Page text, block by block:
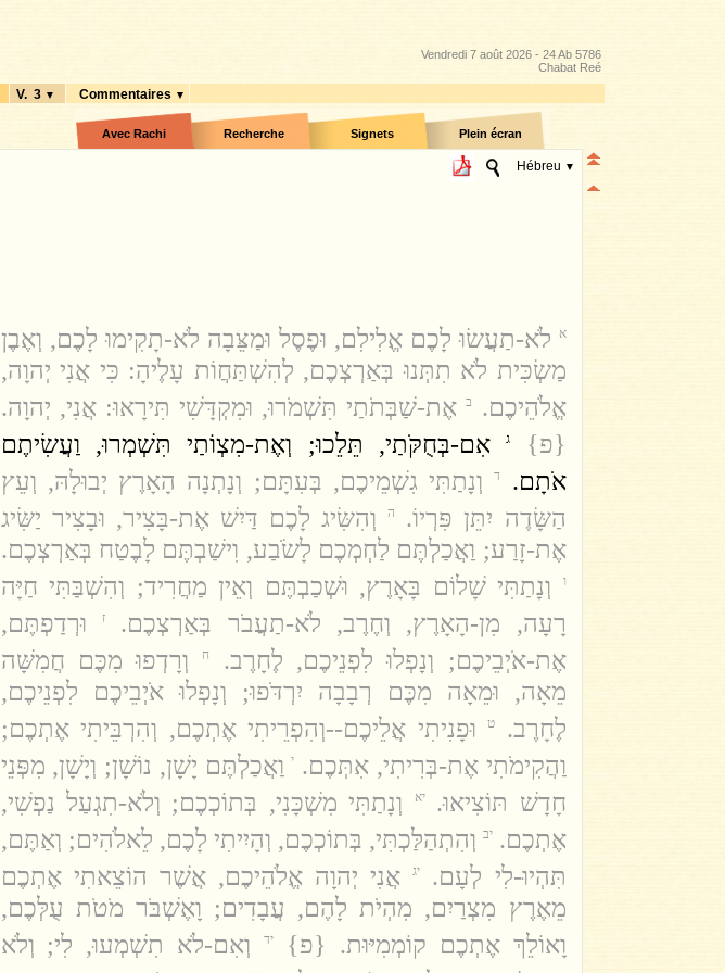
Vendredi 7 août 2026 - 24 Ab 5786
Chabat Reé
V. 3 ▼ Commentaires ▼
Avec Rachi Recherche Signets Plein écran
Hébreu ▼
א
לֹא-תַעֲשׂוּ לָכֶם אֱלִילִם, וּפֶסֶל וּמַצֵּבָה לֹא-תָקִימוּ לָכֶם, וְאֶבֶן
מַשְׂכִּית לֹא תִתְּנוּ בְּאַרְצְכֶם, לְהִשְׁתַּחֲו‍ֹת עָלֶיהָ: כִּי אֲנִי יְהוָה,
אֱלֹהֵיכֶם.
ב אֶת-שַׁבְּתֹתַי תִּשְׁמֹרוּ, וּמִקְדָּשִׁי תִּירָאוּ: אֲנִי, יְהוָה.
{פ}
ג
אִם-בְּחֻקֹּתַי, תֵּלֵכוּ; וְאֶת-מִצְו‍ֹתַי תִּשְׁמְרוּ, וַעֲשִׂיתֶם
אֹתָם.
ד
וְנָתַתִּי גִשְׁמֵיכֶם, בְּעִתָּם; וְנָתְנָה הָאָרֶץ יְבוּלָהּ, וְעֵץ
הַשָּׂדֶה יִתֵּן פִּרְיוֹ.
ה
וְהִשִּׂיג לָכֶם דַּיִשׁ אֶת-בָּצִיר, וּבָצִיר יַשִּׂיג
אֶת-זָרַע; וַאֲכַלְתֶּם לַחְמְכֶם לָשֹׂבַע, וִישַׁבְתֶּם לָבֶטַח בְּאַרְצְכֶם.
ו
וְנָתַתִּי שָׁלוֹם בָּאָרֶץ, וּשְׁכַבְתֶּם וְאֵין מַחֲרִיד; וְהִשְׁבַּתִּי חַיָּה
רָעָה, מִן-הָאָרֶץ, וְחֶרֶב, לֹא-תַעֲבֹר בְּאַרְצְכֶם.
ז
וּרְדַפְתֶּם,
אֶת-אֹיְבֵיכֶם; וְנָפְלוּ לִפְנֵיכֶם, לֶחָרֶב.
ח
וְרָדְפוּ מִכֶּם חֲמִשָּׁה
מֵאָה, וּמֵאָה מִכֶּם רְבָבָה יִרְדֹּפוּ; וְנָפְלוּ אֹיְבֵיכֶם לִפְנֵיכֶם,
לֶחָרֶב.
ט
וּפָנִיתִי אֲלֵיכֶם--וְהִפְרֵיתִי אֶתְכֶם, וְהִרְבֵּיתִי אֶתְכֶם;
וַהֲקִימֹתִי אֶת-בְּרִיתִי, אִתְּכֶם. י וַאֲכַלְתֶּם יָשָׁן, נוֹשָׁן; וְיָשָׁן, מִפְּנֵי
חָדָשׁ תּוֹצִיאוּ.
יא
וְנָתַתִּי מִשְׁכָּנִי, בְּתוֹכְכֶם; וְלֹא-תִגְעַל נַפְשִׁי,
אֶתְכֶם. יב וְהִתְהַלַּכְתִּי, בְּתוֹכְכֶם, וְהָיִיתִי לָכֶם, לֵאלֹהִים; וְאַתֶּם,
תִּהְיוּ-לִי לְעָם.
יג
אֲנִי יְהוָה אֱלֹהֵיכֶם, אֲשֶׁר הוֹצֵאתִי אֶתְכֶם
מֵאֶרֶץ מִצְרַיִם, מִהְיֹת לָהֶם, עֲבָדִים; וָאֶשְׁבֹּר מֹטֹת עֻלְּכֶם,
וָאוֹלֵךְ אֶתְכֶם קוֹמְמִיּוּת. {פ}
יד
וְאִם-לֹא תִשְׁמְעוּ, לִי; וְלֹא